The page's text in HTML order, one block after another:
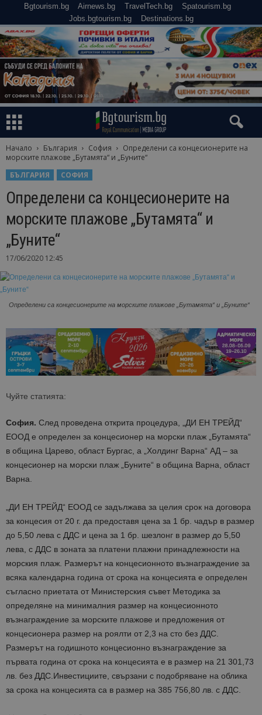
Bgtourism.bg Airnews.bg TravelTech.bg
Spatourism.bg
Jobs.bgtourism.bg
Destinations.bg
Начало България София
Определени са концесионерите на
морските плажове „Бутамята“ и „Буните“
БЪЛГАРИЯ
СОФИЯ
Определени са концесионерите на
морските плажове „Бутамята“ и
„Буните“
17/06/2020 12:45
Определени са концесионерите на морските плажове „Бутамята“ и „Буните“
Чуйте статията:
София. След проведена открита процедура, „ДИ ЕН ТРЕЙД“
ЕООД е определен за концесионер на морски плаж „Бутамята“
в община Царево, област Бургас, а „Холдинг Варна“ АД – за
концесионер на морски плаж „Буните“ в община Варна, област
Варна.
„ДИ ЕН ТРЕЙД“ ЕООД се задължава за целия срок на договора
за концесия от 20 г. да предоставя цена за 1 бр. чадър в размер
до 5,50 лева с ДДС и цена за 1 бр. шезлонг в размер до 5,50
лева, с ДДС в зоната за платени плажни принадлежности на
морския плаж. Размерът на концесионното възнаграждение за
всяка календарна година от срока на концесията е определен
съгласно приетата от Министерския съвет Методика за
определяне на минималния размер на концесионното
възнаграждение за морските плажове и предложения от
концесионера размер на роялти от 2,3 на сто без ДДС.
Размерът на годишното концесионно възнаграждение за
първата година от срока на концесията е в размер на 21 301,73
лв. без ДДС.Инвестициите, свързани с подобряване на облика
за срока на концесията са в размер на 385 756,80 лв. с ДДС.